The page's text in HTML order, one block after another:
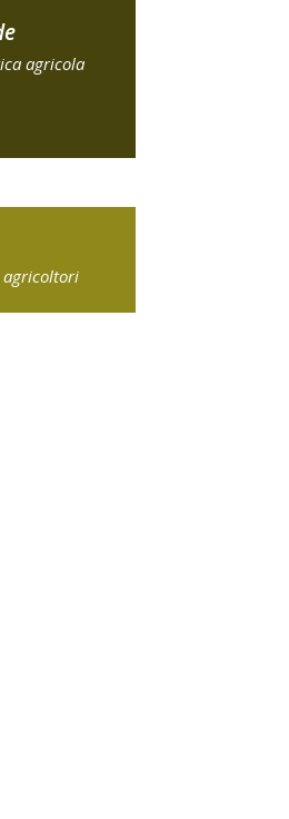
agricola
agricoltori